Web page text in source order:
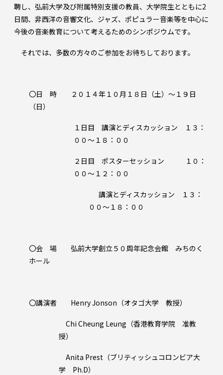
聘し、弘前大学及び附属特別支援の教員、大学院生とともに2
日間、非西洋の音響文化、ジャズ、ポピュラー音楽等を中心に
今後の音楽教育について考えるためのシンポジウムです。
それでは、多数の方々のご参加をお待ちしております。
〇日 時 ２０１４年１０月１８日（土）～１９日
（日）
１日目 講演とディスカッション １３：
００～１８：００
２日目 ポスターセッション １０：
００～１２：００
講演とディスカッション １３：
００～１８：００
〇会 場 弘前大学創立５０周年記念会館 みちのく
ホール
〇講演者 Henry Jonson（オタゴ大学 教授）
Chi Cheung Leung（香港教育学院 准教
授）
Anita Prest（ブリティッシュコロンビア大
学 Ph.D）